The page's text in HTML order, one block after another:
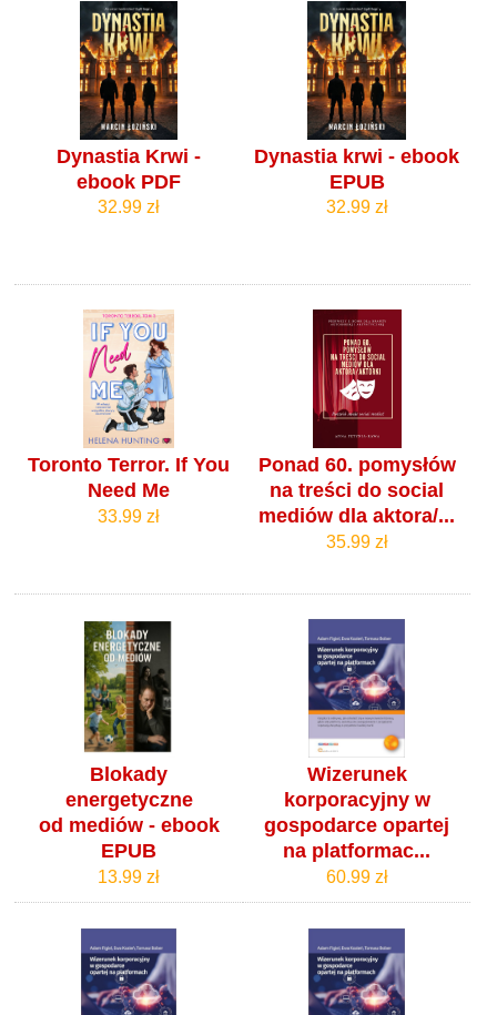
Dynastia Krwi -
ebook PDF
32.99 zł
Dynastia krwi - ebook
EPUB
32.99 zł
Toronto Terror. If You
Need Me
33.99 zł
Ponad 60. pomysłów
na treści do social
mediów dla aktora/...
35.99 zł
Blokady
energetyczne
od mediów - ebook
EPUB
13.99 zł
Wizerunek
korporacyjny w
gospodarce opartej
na platformac...
60.99 zł